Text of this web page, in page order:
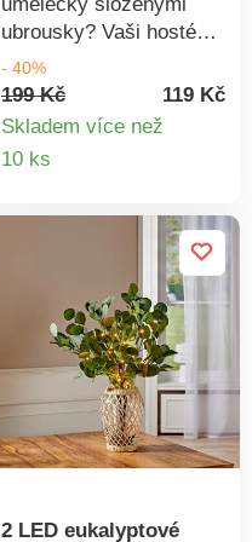
ubrousky? Vaši hosté
budou ohromeni.
- 40%
199 Kč
119 Kč
Skladem více než
10 ks
2 LED eukalyptové